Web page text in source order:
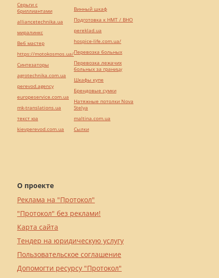
О проекте
Реклама на "Протокол"
"Протокол" без реклами!
Карта сайта
Тендер на юридическую услугу
Пользовательское соглашение
Допомогти ресурсу "Протокол"
Серьги с
бриллиантами
alliancetechnika.ua
миралинкс
Веб мастер
https://motokosmos.ua/
Синтезаторы
agrotechnika.com.ua
perevod.agency
europeservice.com.ua
mk-translations.ua
текст юа
kievperevod.com.ua
Винный шкаф
Подготовка к НМТ / ВНО
pereklad.ua
hospice-life.com.ua/
Перевозка больных
Перевозка лежачих
больных за границу
Шкафы купе
Брендовые сумки
Натяжные потолки Nova
Stelya
maltina.com.ua
Cылки